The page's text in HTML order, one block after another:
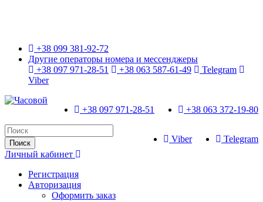
+38 099 381-92-72
Другие операторы номера и мессенджеры
+38 097 971-28-51
+38 063 587-61-49
Telegram
Viber
+38 063 372-19-80
+38 097 971-28-51
Telegram
Viber
Поиск
Личный кабинет
Регистрация
Авторизация
Оформить заказ